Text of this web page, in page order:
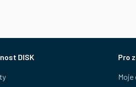
DISK Pro
Moje